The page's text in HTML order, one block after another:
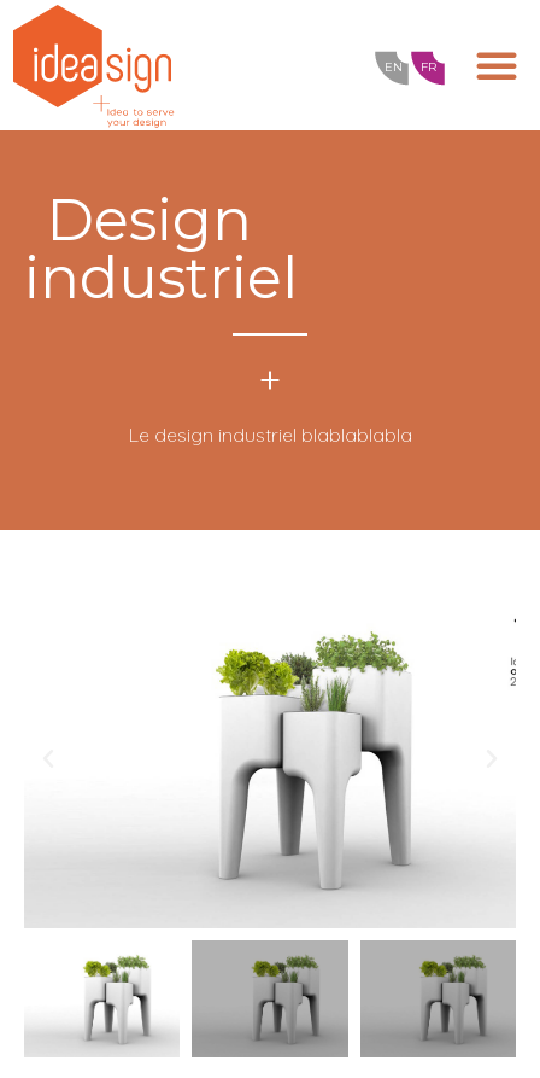
FR
EN
Design
industriel
Le design industriel blablablabla